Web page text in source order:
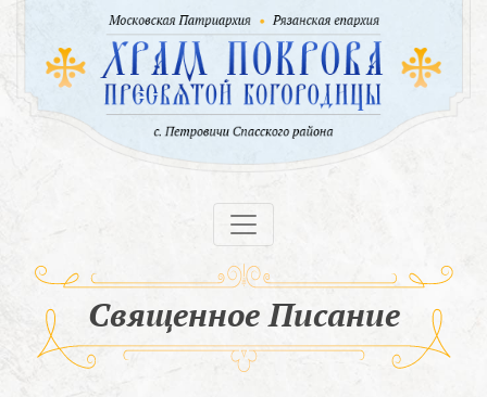
Священное Писание